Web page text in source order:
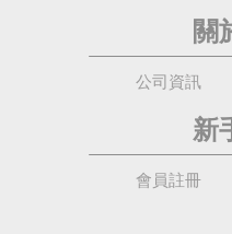
關
公司資訊
新
會員註冊